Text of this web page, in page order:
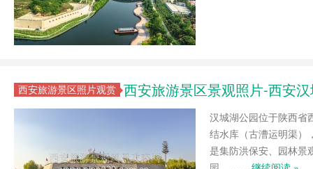
西安旅游景区照片观赏 西安旅游景区景观照片-西安
汉城湖公园位于陕西省
结水库（古漕运明渠）
是集防洪保安、园林景